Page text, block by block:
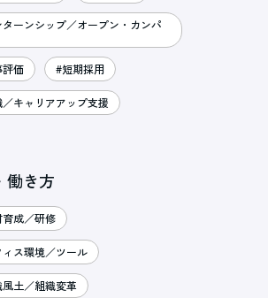
ーンシップ／オープン・カンパ
価 #短期採用
キャリアアップ支援
働き方
成／研修
ス環境／ツール
土／組織変革